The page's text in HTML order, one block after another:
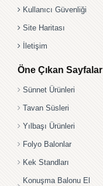
Kullanıcı Güvenliği
Site Haritası
İletişim
Öne Çıkan Sayfalar
Sünnet Ürünleri
Tavan Süsleri
Yılbaşı Ürünleri
Folyo Balonlar
Kek Standları
Konuşma Balonu El